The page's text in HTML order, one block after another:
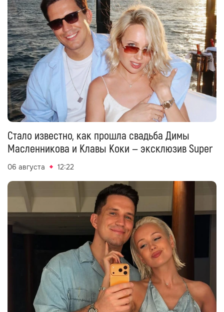
Стало известно, как прошла свадьба Димы
Масленникова и Клавы Коки — эксклюзив Super
06 августа 12:22